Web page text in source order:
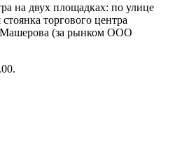
на двух площадках: по улице
торгового центра
Машерова (за рынком ООО